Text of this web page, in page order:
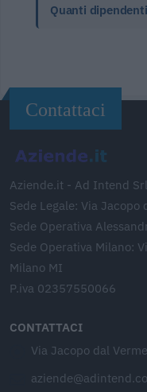
Quanti
Contattaci
Aziende.it - Ad Intend Srl
Sede Legale: Via
Sede Operativa
Sede Operativa Milano:
Milano MI
P.iva 02357550066
CONTATTACI
Via Jacopo dal